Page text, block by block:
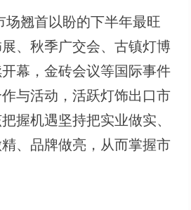
翘首以盼的下半年最旺
、秋季广交会、古镇灯博
幕，金砖会议等国际事件
与活动，活跃灯饰出口市
握机遇坚持把实业做实、
、品牌做亮，从而掌握市